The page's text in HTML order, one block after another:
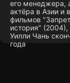
его менеджера,
актёра в Азии
фильмов
история"
Уилли Чань
года